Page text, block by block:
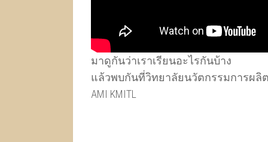
มาดูกันว่าเราเรียนอะไรกันบ้าง
แล้วพบกันที่วิทยาลัยนวัตกรรมการผลิ
AMI KMITL